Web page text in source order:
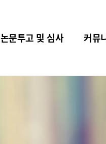
논문투고 및 심사 커뮤